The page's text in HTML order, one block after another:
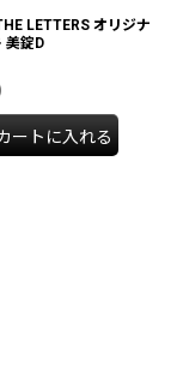
LETTERS オリジナ
美錠D
ートに入れる